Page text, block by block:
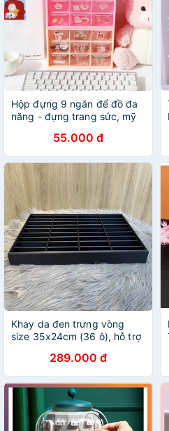
Hộp đựng 9 ngăn để đồ đa
năng - đựng trang sức, mỹ
sticker kèm theo nhé
55.000 đ
Khay da đen trưng vòng
size 35x24cm (36 ô), hỗ trợ
289.000 đ